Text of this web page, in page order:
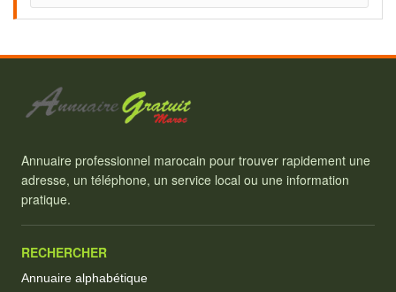
Annuaire professionnel marocain pour trouver rapidement une
adresse, un téléphone, un service local ou une information
pratique.
RECHERCHER
Annuaire alphabétique